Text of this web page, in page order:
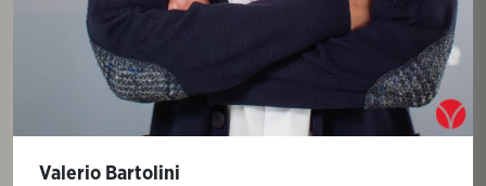
Valerio Bartolini